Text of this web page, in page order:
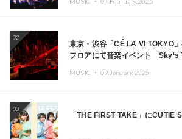
02
東京・渋谷「CÉ LA VI TOKYO
フロアにて音楽イベント「
Kza（FORCE OF NATURE）ら
MUSIC ・ 09.January.2025
03
「THE FIRST TAKE」にCUTIE